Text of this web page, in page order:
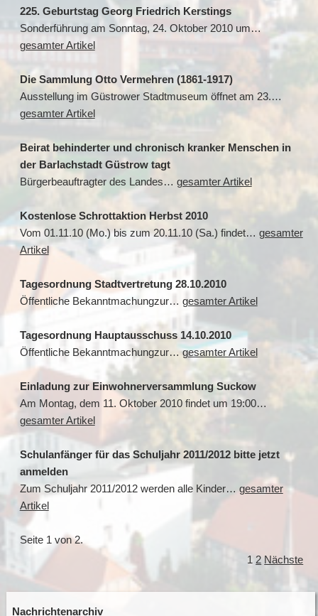
225. Geburtstag Georg Friedrich Kerstings
Sonderführung am Sonntag, 24. Oktober 2010 um…
gesamter Artikel
Die Sammlung Otto Vermehren (1861-1917)
Ausstellung im Güstrower Stadtmuseum öffnet am 23.…
gesamter Artikel
Beirat behinderter und chronisch kranker Menschen in
der Barlachstadt Güstrow tagt
Bürgerbeauftragter des Landes… gesamter Artikel
Kostenlose Schrottaktion Herbst 2010
Vom 01.11.10 (Mo.) bis zum 20.11.10 (Sa.) findet… gesamter
Artikel
Tagesordnung Stadtvertretung 28.10.2010
Öffentliche Bekanntmachungzur… gesamter Artikel
Tagesordnung Hauptausschuss 14.10.2010
Öffentliche Bekanntmachungzur…gesamter Artikel
Einladung zur Einwohnerversammlung Suckow
Am Montag, dem 11. Oktober 2010 findet um 19:00…
gesamter Artikel
Schulanfänger für das Schuljahr 2011/2012 bitte jetzt
anmelden
Zum Schuljahr 2011/2012 werden alle Kinder… gesamter
Artikel
Seite 1 von 2.
1 2 Nächste
Nachrichtenarchiv